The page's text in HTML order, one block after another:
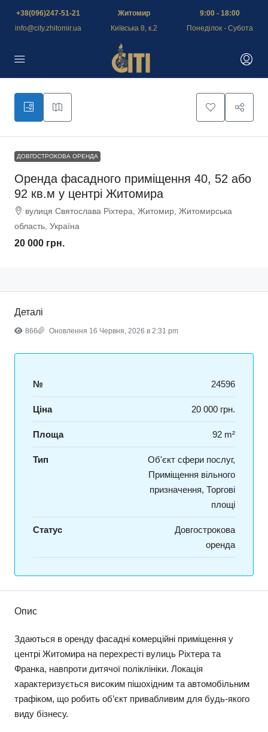
+38(096)247-51-21
info@city.zhitomir.ua
Житомир
Київська 8, к.2
9:00 - 18:00
Понеділок - Субота
ДОВГОСТРОКОВА ОРЕНДА
Оренда фасадного приміщення 40, 52 або
92 кв.м у центрі Житомира
вулиця Святослава Ріхтера, Житомир, Житомирська
область, Україна
20 000 грн.
Деталі
866 Оновлення 16 Червня, 2026 в 2:31 pm
№ 24596
Ціна 20 000 грн.
Площа 92 m²
Тип
Об'єкт сфери послуг,
Приміщення вільного
призначення, Торгові
площі
Статус
Довгострокова
оренда
Опис
Здаються в оренду фасадні комерційні приміщення у
центрі Житомира на перехресті вулиць Ріхтера та
Франка, навпроти дитячої поліклініки. Локація
характеризується високим пішохідним та автомобільним
трафіком, що робить об’єкт привабливим для будь-якого
виду бізнесу.